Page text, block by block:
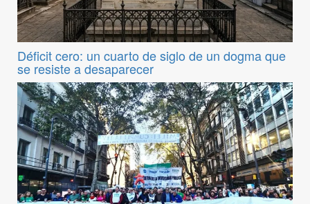
Déficit cero: un cuarto de siglo de un dogma que
se resiste a desaparecer